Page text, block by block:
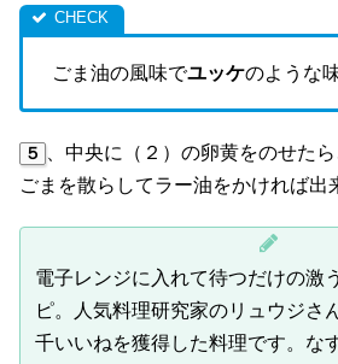
ごま油の風味でユッケのような
５ 、中央に（２）の卵黄をのせた
ごまを散らしてラー油をかければ出
電子レンジに入れて待つだけの激
ピ。人気料理研究家のリュウジさ
千いいねを獲得した料理です。な